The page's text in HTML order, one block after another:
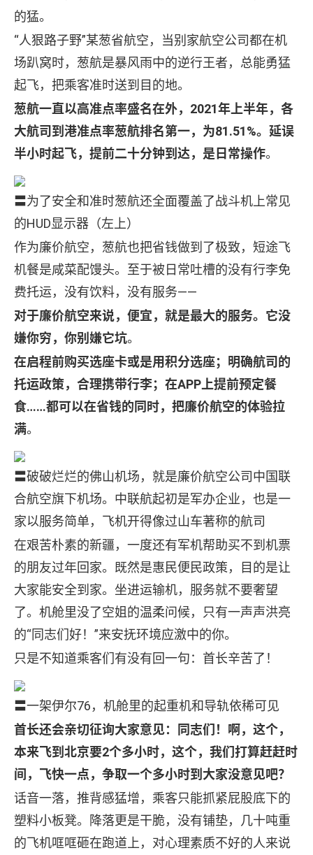
的猛。
“人狠路子野”某葱省航空，当别家航空公司都在机
场趴窝时，葱航是暴风雨中的逆行王者，总能勇猛
起飞，把乘客准时送到目的地。
葱航一直以高准点率盛名在外，2021年上半年，各
大航司到港准点率葱航排名第一，为81.51%。延误
半小时起飞，提前二十分钟到达，是日常操作。
〓为了安全和准时葱航还全面覆盖了战斗机上常见
的HUD显示器（左上）
作为廉价航空，葱航也把省钱做到了极致，短途飞
机餐是咸菜配馒头。至于被日常吐槽的没有行李免
费托运，没有饮料，没有服务——
对于廉价航空来说，便宜，就是最大的服务。它没
嫌你穷，你别嫌它坑。
在启程前购买选座卡或是用积分选座；明确航司的
托运政策，合理携带行李；在APP上提前预定餐
食……都可以在省钱的同时，把廉价航空的体验拉
满。
〓破破烂烂的佛山机场，就是廉价航空公司中国联
合航空旗下机场。中联航起初是军办企业，也是一
家以服务简单，飞机开得像过山车著称的航司
在艰苦朴素的新疆，一度还有军机帮助买不到机票
的朋友过年回家。既然是惠民便民政策，目的是让
大家能安全到家。坐进运输机，服务就不要奢望
了。机舱里没了空姐的温柔问候，只有一声声洪亮
的“同志们好！”来安抚环境应激中的你。
只是不知道乘客们有没有回一句：首长辛苦了！
〓一架伊尔76，机舱里的起重机和导轨依稀可见
首长还会亲切征询大家意见：同志们！啊，这个，
本来飞到北京要2个多小时，这个，我们打算赶赶时
间，飞快一点，争取一个多小时到大家没意见吧？
话音一落，推背感猛增，乘客只能抓紧屁股底下的
塑料小板凳。降落更是干脆，没有铺垫，几十吨重
的飞机哐哐砸在跑道上，对心理素质不好的人来说